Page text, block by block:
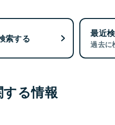
索する 最近
過去に
る情報